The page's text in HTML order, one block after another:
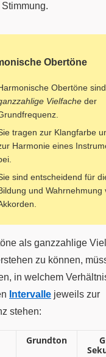
Obertöne
Obertöne sind
Vielfache der
tragen zur Klangfarbe
Harmonie eines
sind entscheidend für
und Wahrnehmung
als ganzzahlige
zu können,
in welchem
Intervalle jeweils zur
stehen:
Grundton